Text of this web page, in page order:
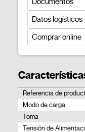
Datos logísticos
Comprar online
Referencia de
Modo de carga
Toma
Tensión de